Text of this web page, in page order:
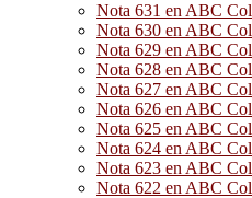
Nota 631 en ABC
Nota 630 en ABC
Nota 629 en ABC
Nota 628 en ABC
Nota 627 en ABC
Nota 626 en ABC
Nota 625 en ABC
Nota 624 en ABC
Nota 623 en ABC
Nota 622 en ABC